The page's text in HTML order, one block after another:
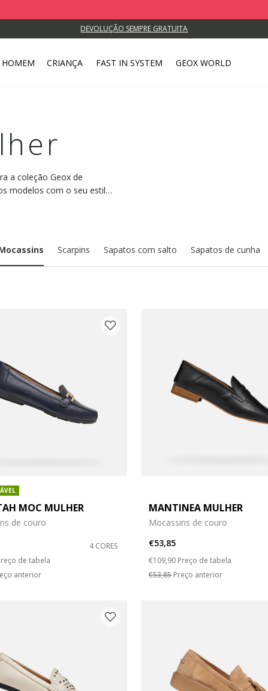
DEVOLUÇÃO SEMPRE GRATUITA
HOMEM CRIANÇA FAST IN SYSTEM GEOX WORLD
a coleção Geox de
modelos com o seu estilo
Scarpins Sapatos com salto Sapatos de cunha
36,5
do sapato: 37
38,5
do sapato: 39
41
do sapato: 42
MOC MULHER
de couro
4 CORES
from
de tabela
anterior
MANTINEA MULHER
Mocassins de couro
€53,85
Price reduced from
€109,90 to
Preço de tabela
€53,85Preço anterior